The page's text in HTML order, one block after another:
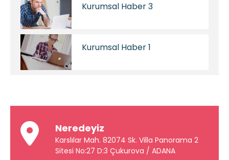
Kurumsal Haber 3
Kurumsal Haber 1
Neredeyiz
Karslılar Mah. 82074 Sk. Villa Panorama 2
Sitesi No:27 D:3 Çukurova / ADANA